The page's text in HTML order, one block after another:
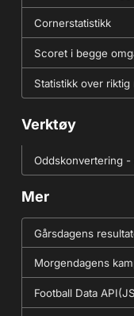
Cornerstatistikk
Scoret i begge
Statistikk over riktig
Verktøy
Oddskonvertering -
Mer
Gårsdagens
Morgendagens
Football Data